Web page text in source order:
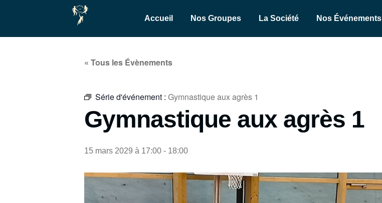
Accueil Nos Groupes La Société Nos Événements
« Tous les Évènements
Série d'événement : Gymnastique aux agrès 1
Gymnastique aux agrès 1
15 mars 2029 à 17:00 - 18:00